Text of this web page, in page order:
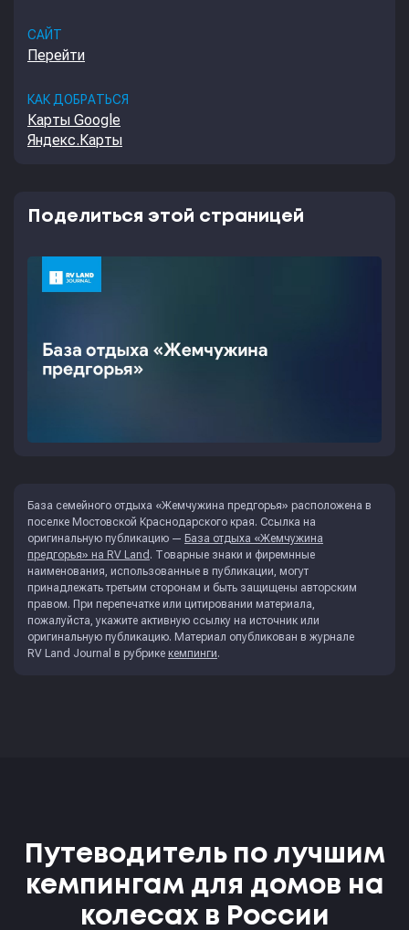
САЙТ
Перейти
КАК ДОБРАТЬСЯ
Карты Google
Яндекс.Карты
Поделиться этой страницей
База семейного отдыха «Жемчужина предгорья» расположена в
поселке Мостовской Краснодарского края. Ссылка на
оригинальную публикацию — База отдыха «Жемчужина
предгорья» на RV Land . Товарные знаки и фиремнные
наименования, использованные в публикации, могут
принадлежать третьим сторонам и быть защищены авторским
правом. При перепечатке или цитировании материала,
пожалуйста, укажите активную ссылку на источник или
оригинальную публикацию. Материал опубликован в журнале
RV Land Journal в рубрике кемпинги.
Путеводитель по лучшим
кемпингам для домов на
колесах в России